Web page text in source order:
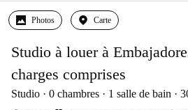
Photos Carte
Studio à louer à
charges comprises
Studio 0 chambres 1 salle de bain